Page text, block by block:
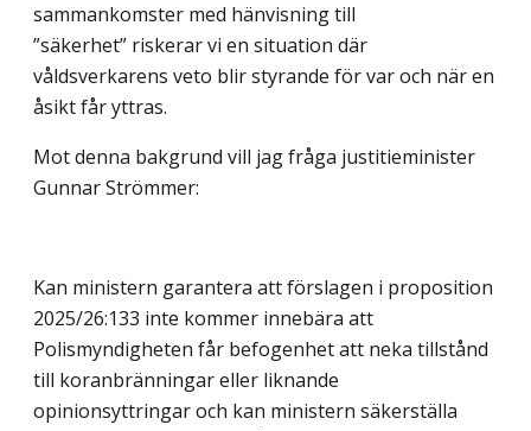
sammankomster med hänvisning till
”säkerhet” riskerar vi en situation där
våldsverkarens veto blir styrande för var och när en
åsikt får yttras.
Mot denna bakgrund vill jag fråga justitieminister
Gunnar Strömmer:
Kan ministern garantera att förslagen i proposition
2025/26:133 inte kommer innebära att
Polismyndigheten får befogenhet att neka tillstånd
till koranbränningar eller liknande
opinionsyttringar och kan ministern säkerställa